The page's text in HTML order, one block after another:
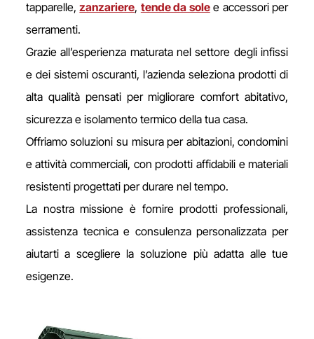
tapparelle, zanzariere, tende da sole e accessori per
serramenti.
Grazie all’esperienza maturata nel settore degli infissi
e dei sistemi oscuranti, l’azienda seleziona prodotti di
alta qualità pensati per migliorare comfort abitativo,
sicurezza e isolamento termico della tua casa.
Offriamo soluzioni su misura per abitazioni, condomini
e attività commerciali, con prodotti affidabili e materiali
resistenti progettati per durare nel tempo.
La nostra missione è fornire prodotti professionali,
assistenza tecnica e consulenza personalizzata per
aiutarti a scegliere la soluzione più adatta alle tue
esigenze.